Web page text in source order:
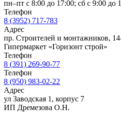
пн–пт с 8:00 до 17:00; сб с 9:00
Телефон
8 (3952) 717-783
Адрес
пр. Строителей и монтажников,
Гипермаркет «Горизонт строй»
Телефон
8 (391) 269-90-77
Телефон
8 (950) 983-02-22
Адрес
ул Заводская 1, корпус 7
ИП Дремезова О.Н.